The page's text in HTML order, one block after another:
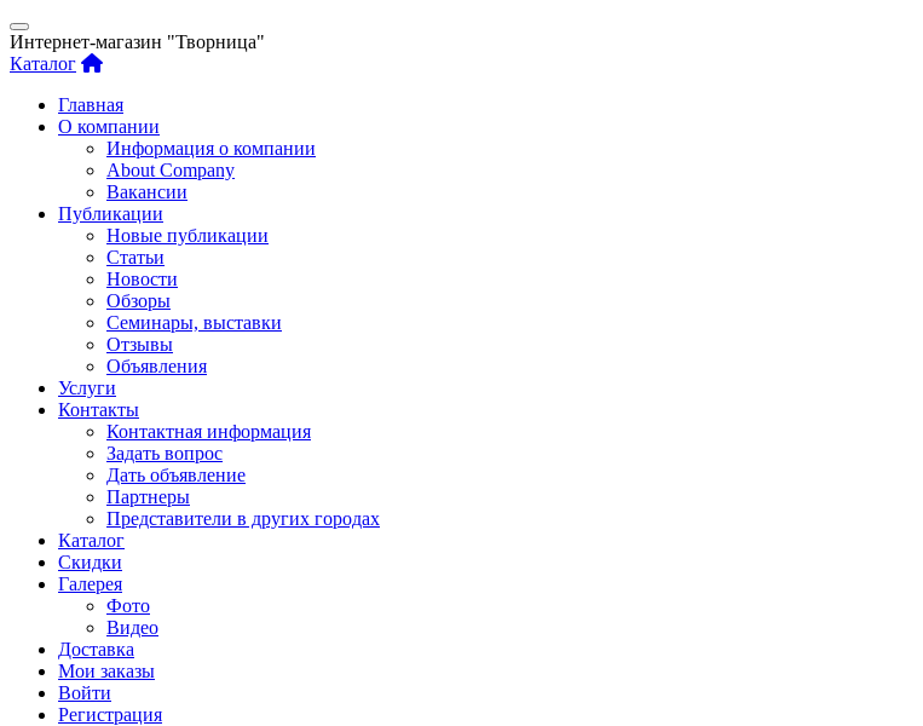
Интернет-магазин "Творница"
Каталог
Главная
О компании
Информация о компании
About Company
Вакансии
Публикации
Новые публикации
Статьи
Новости
Обзоры
Семинары, выставки
Отзывы
Объявления
Услуги
Контакты
Контактная информация
Задать вопрос
Дать объявление
Партнеры
Представители в других городах
Каталог
Скидки
Галерея
Фото
Видео
Доставка
Мои заказы
Войти
Регистрация